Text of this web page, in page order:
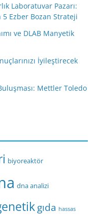
Laboratuvar Pazarı:
5 Ezber Bozan Strateji
ve DLAB Manyetik
İyileştirecek
Mettler Toledo
biyoreaktör
dna analizi
gıda hassas